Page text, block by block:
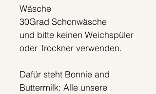
Wäsche
30Grad Schonwäsche
und bitte keinen Weichspüler
oder Trockner verwenden.
Dafür steht Bonnie and
Buttermilk: Alle unsere